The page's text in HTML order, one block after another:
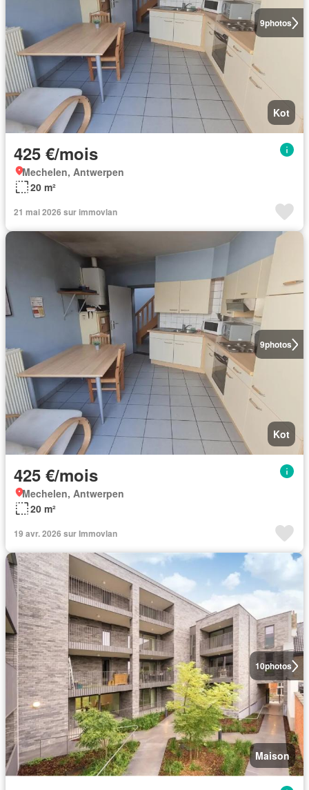
9photos
Kot
425 €/mois
Mechelen, Antwerpen
20 m²
21 mai 2026 sur immovlan
9photos
Kot
425 €/mois
Mechelen, Antwerpen
20 m²
19 avr. 2026 sur Immovlan
10photos
Maison